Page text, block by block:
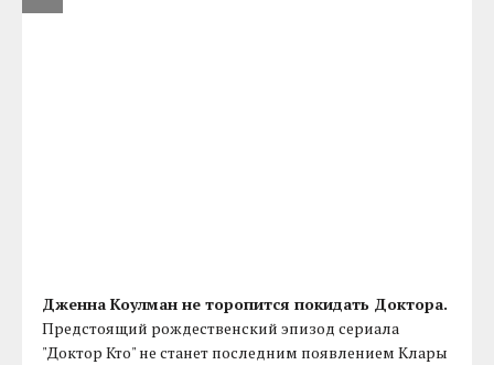
Дженна Коулман не торопится покидать Доктора.
Предстоящий рождественский эпизод сериала
"Доктор Кто" не станет последним появлением Клары